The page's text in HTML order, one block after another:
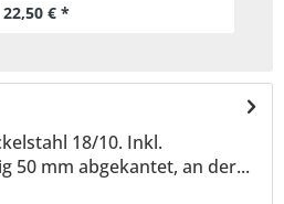
22,50 € *
18/10. Inkl.
50 mm abgekantet, an der...